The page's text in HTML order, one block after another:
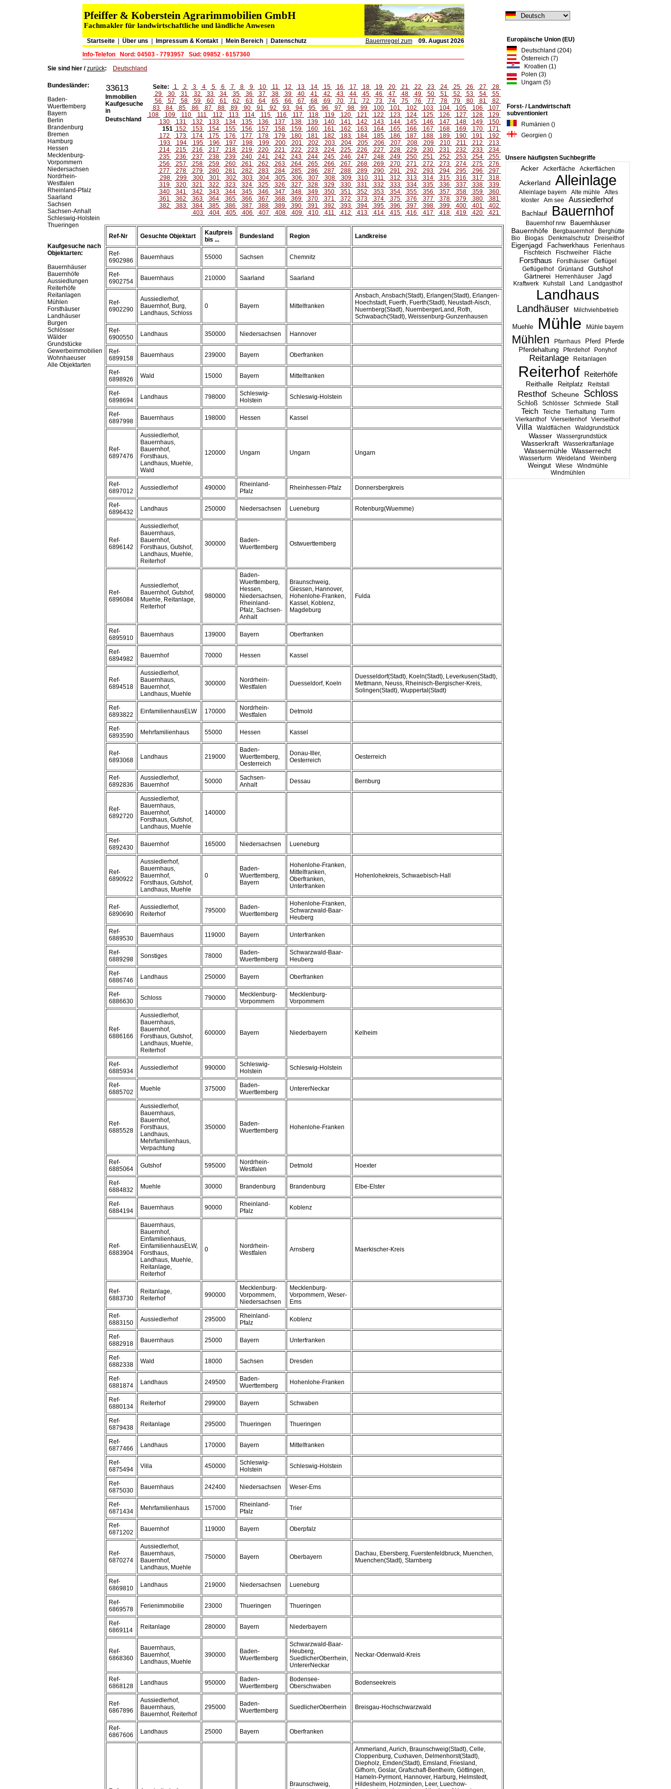
Pfeiffer & Koberstein Agrarimmobilien GmbH
Fachmakler für landwirtschaftliche und ländliche Anwesen
Startseite| Über uns Impressum & Kontakt| Mein Bereich Datenschutz Bauernregel zum
09. August 2026
Info-Telefon
Nord: 04503 - 7793957 Süd: 09852 - 6157360
Europäische Union (EU)
Deutschland (204)
Österreich (7)
Kroatien (1)
Polen (3)
Ungarn (5)
Forst- / Landwirtschaft
subventioniert
Rumänien ()
Georgien ()
Unsere häufigsten Suchbegriffe
Acker Ackerfläche Ackerflächen
Ackerland Alleinlage
Alleinlage bayern Alte mühle
Altes
kloster
Am see Aussiedlerhof
Bachlauf Bauernhof
Bauernhof nrw Bauernhäuser
Bauernhöfe Bergbauernhof
Berghütte
Bio
Biogas Denkmalschutz Dreiseithof
Eigenjagd Fachwerkhaus
Ferienhaus
Fischteich
Fischweiher Fläche
Forsthaus Forsthäuser
Geflügel
Geflügelhof
Grünland
Gutshof
Gärtnerei
Herrenhäuser Jagd
Kraftwerk Kuhstall Land Landgasthof
Landhaus
Landhäuser Milchviehbetrieb
Muehle Mühle Mühle bayern
Mühlen Pfarrhaus Pferd Pferde
Pferdehaltung Pferdehof Ponyhof
Reitanlage Reitanlagen
Reiterhof Reiterhöfe
Reithalle Reitplatz Reitstall
Resthof Scheune Schloss
Schloß Schlösser Schmiede Stall
Teich Teiche Tierhaltung
Turm
Vierkanthof
Vierseitenhof Vierseithof
Villa Waldflächen Waldgrundstück
Wasser Wassergrundstück
Wasserkraft Wasserkraftanlage
Wassermühle Wasserrecht
Wasserturm Weideland Weinberg
Weingut Wiese
Windmühle
Windmühlen
Sie sind hier /zurück: Deutschland
Bundesländer:
Baden-
Wuerttemberg
Bayern
Berlin
Brandenburg
Bremen
Hamburg
Hessen
Mecklenburg-
Vorpommern
Niedersachsen
Nordrhein-
Westfalen
Rheinland-Pfalz
Saarland
Sachsen
Sachsen-Anhalt
Schleswig-Holstein
Thueringen
Kaufgesuche nach
Objektarten:
Bauernhäuser
Bauernhöfe
Aussiedlungen
Reiterhöfe
Reitanlagen
Mühlen
Forsthäuser
Landhäuser
Burgen
Schlösser
Wälder
Grundstücke
Gewerbeimmobilien
Wohnhaeuser
Alle Objektarten
33613
Immobilien
Kaufgesuche
in
Deutschland
Seite: 1 2 3 4 5 6 7 8 9 10 11 12 13 14 15 16 17 18 19 20 21 22 23 24 25 26 27
28
29
30 31 32 33 34 35 36 37 38 39 40 41 42 43 44 45 46 47 48 49 50 51 52 53 54
55
56
57 58 59 60 61 62 63 64 65 66 67 68 69 70 71 72 73 74 75 76 77 78 79 80 81
82
83
84 85 86 87 88 89 90 91 92 93 94 95 96 97 98 99 100 101 102 103 104 105 106
107
108
109 110 111 112 113 114 115 116 117 118 119 120 121 122 123 124 125 126 127 128
129
130
131 132 133 134 135 136 137 138 139 140 141 142 143 144 145 146 147 148 149
150
151 152 153 154 155 156 157 158 159 160 161 162 163 164 165 166 167 168 169 170
171
172
173 174 175 176 177 178 179 180 181 182 183 184 185 186 187 188 189 190 191
192
193
194 195 196 197 198 199 200 201 202 203 204 205 206 207 208 209 210 211 212
213
214
215 216 217 218 219 220 221 222 223 224 225 226 227 228 229 230 231 232 233
234
235
236 237 238 239 240 241 242 243 244 245 246 247 248 249 250 251 252 253 254
255
256
257 258 259 260 261 262 263 264 265 266 267 268 269 270 271 272 273 274 275
276
277
278 279 280 281 282 283 284 285 286 287 288 289 290 291 292 293 294 295 296
297
298
299 300 301 302 303 304 305 306 307 308 309 310 311 312 313 314 315 316 317
318
319
320 321 322 323 324 325 326 327 328 329 330 331 332 333 334 335 336 337 338
339
340
341 342 343 344 345 346 347 348 349 350 351 352 353 354 355 356 357 358 359
360
361
362 363 364 365 366 367 368 369 370 371 372 373 374 375 376 377 378 379 380
381
382
383 384 385 386 387 388 389 390 391 392 393 394 395 396 397 398 399 400 401
402
403
404 405 406 407 408 409 410 411 412 413 414 415 416 417 418 419 420 421
Ref-Nr Gesuchte Objektart
Kaufpreis
bis ...
Bundesland Region Landkreise
Ref-
6902986
Bauernhaus 55000 Sachsen Chemnitz
Ref-
6902754
Bauernhaus 210000 Saarland Saarland
Ref-
6902290
Aussiedlerhof,
Bauernhof, Burg,
Landhaus, Schloss
0 Bayern Mittelfranken
Ansbach, Ansbach(Stadt), Erlangen(Stadt), Erlangen-
Hoechstadt, Fuerth, Fuerth(Stadt), Neustadt-Aisch,
Nuernberg(Stadt), NuernbergerLand, Roth,
Schwabach(Stadt), Weissenburg-Gunzenhausen
Ref-
6900550
Landhaus 350000 Niedersachsen Hannover
Ref-
6899158
Bauernhaus 239000 Bayern Oberfranken
Ref-
6898926
Wald 15000 Bayern Mittelfranken
Ref-
6898694
Landhaus 798000
Schleswig-
Holstein
Schleswig-Holstein
Ref-
6897998
Bauernhaus 198000 Hessen Kassel
Ref-
6897476
Aussiedlerhof,
Bauernhaus,
Bauernhof,
Forsthaus,
Landhaus, Muehle,
Wald
120000 Ungarn Ungarn Ungarn
Ref-
6897012
Aussiedlerhof 490000
Rheinland-
Pfalz
Rheinhessen-Pfalz Donnersbergkreis
Ref-
6896432
Landhaus 250000 Niedersachsen Lueneburg Rotenburg(Wuemme)
Ref-
6896142
Aussiedlerhof,
Bauernhaus,
Bauernhof,
Forsthaus, Gutshof,
Landhaus, Muehle,
Reiterhof
300000
Baden-
Wuerttemberg
Ostwuerttemberg
Ref-
6896084
Aussiedlerhof,
Bauernhof, Gutshof,
Muehle, Reitanlage,
Reiterhof
980000
Baden-
Wuerttemberg,
Hessen,
Niedersachsen,
Rheinland-
Pfalz, Sachsen-
Anhalt
Braunschweig,
Giessen, Hannover,
Hohenlohe-Franken,
Kassel, Koblenz,
Magdeburg
Fulda
Ref-
6895910
Bauernhaus 139000 Bayern Oberfranken
Ref-
6894982
Bauernhof 70000 Hessen Kassel
Ref-
6894518
Aussiedlerhof,
Bauernhaus,
Bauernhof,
Landhaus, Muehle
300000
Nordrhein-
Westfalen
Duesseldorf, Koeln
Duesseldorf(Stadt), Koeln(Stadt), Leverkusen(Stadt),
Mettmann, Neuss, Rheinisch-Bergischer-Kreis,
Solingen(Stadt), Wuppertal(Stadt)
Ref-
6893822
EinfamilienhausELW 170000
Nordrhein-
Westfalen
Detmold
Ref-
6893590
Mehrfamilienhaus 55000 Hessen Kassel
Ref-
6893068
Landhaus 219000
Baden-
Wuerttemberg,
Oesterreich
Donau-Iller,
Oesterreich
Oesterreich
Ref-
6892836
Aussiedlerhof,
Bauernhof
50000
Sachsen-
Anhalt
Dessau Bernburg
Ref-
6892720
Aussiedlerhof,
Bauernhaus,
Bauernhof,
Forsthaus, Gutshof,
Landhaus, Muehle
140000
Ref-
6892430
Bauernhof 165000 Niedersachsen Lueneburg
Ref-
6890922
Aussiedlerhof,
Bauernhaus,
Bauernhof,
Forsthaus, Gutshof,
Landhaus, Muehle
0
Baden-
Wuerttemberg,
Bayern
Hohenlohe-Franken,
Mittelfranken,
Oberfranken,
Unterfranken
Hohenlohekreis, Schwaebisch-Hall
Ref-
6890690
Aussiedlerhof,
Reiterhof
795000
Baden-
Wuerttemberg
Hohenlohe-Franken,
Schwarzwald-Baar-
Heuberg
Ref-
6889530
Bauernhaus 119000 Bayern Unterfranken
Ref-
6889298
Sonstiges 78000
Baden-
Wuerttemberg
Schwarzwald-Baar-
Heuberg
Ref-
6886746
Landhaus 250000 Bayern Oberfranken
Ref-
6886630
Schloss 790000
Mecklenburg-
Vorpommern
Mecklenburg-
Vorpommern
Ref-
6886166
Aussiedlerhof,
Bauernhaus,
Bauernhof,
Forsthaus, Gutshof,
Landhaus, Muehle,
Reiterhof
600000 Bayern Niederbayern Kelheim
Ref-
6885934
Aussiedlerhof 990000
Schleswig-
Holstein
Schleswig-Holstein
Ref-
6885702
Muehle 375000
Baden-
Wuerttemberg
UntererNeckar
Ref-
6885528
Aussiedlerhof,
Bauernhaus,
Bauernhof,
Forsthaus,
Landhaus,
Mehrfamilienhaus,
Verpachtung
350000
Baden-
Wuerttemberg
Hohenlohe-Franken
Ref-
6885064
Gutshof 595000
Nordrhein-
Westfalen
Detmold Hoexter
Ref-
6884832
Muehle 30000 Brandenburg Brandenburg Elbe-Elster
Ref-
6884194
Bauernhaus 90000
Rheinland-
Pfalz
Koblenz
Ref-
6883904
Bauernhaus,
Bauernhof,
Einfamilienhaus,
EinfamilienhausELW,
Forsthaus,
Landhaus, Muehle,
Reitanlage,
Reiterhof
0
Nordrhein-
Westfalen
Arnsberg Maerkischer-Kreis
Ref-
6883730
Reitanlage,
Reiterhof
990000
Mecklenburg-
Vorpommern,
Niedersachsen
Mecklenburg-
Vorpommern, Weser-
Ems
Ref-
6883150
Aussiedlerhof 295000
Rheinland-
Pfalz
Koblenz
Ref-
6882918
Bauernhaus 25000 Bayern Unterfranken
Ref-
6882338
Wald 18000 Sachsen Dresden
Ref-
6881874
Landhaus 249500
Baden-
Wuerttemberg
Hohenlohe-Franken
Ref-
6880134
Reiterhof 299000 Bayern Schwaben
Ref-
6879438
Reitanlage 295000 Thueringen Thueringen
Ref-
6877466
Landhaus 170000 Bayern Mittelfranken
Ref-
6875494
Villa 450000
Schleswig-
Holstein
Schleswig-Holstein
Ref-
6875030
Bauernhaus 242400 Niedersachsen Weser-Ems
Ref-
6871434
Mehrfamilienhaus 157000
Rheinland-
Pfalz
Trier
Ref-
6871202
Bauernhof 119000 Bayern Oberpfalz
Ref-
6870274
Aussiedlerhof,
Bauernhaus,
Bauernhof,
Landhaus, Muehle
750000 Bayern Oberbayern
Dachau, Ebersberg, Fuerstenfeldbruck, Muenchen,
Muenchen(Stadt), Starnberg
Ref-
6869810
Landhaus 219000 Niedersachsen Lueneburg
Ref-
6869578
Ferienimmobilie 23000 Thueringen Thueringen
Ref-
6869114
Reitanlage 280000 Bayern Niederbayern
Ref-
6868360
Bauernhaus,
Bauernhof,
Landhaus, Muehle
390000
Baden-
Wuerttemberg
Schwarzwald-Baar-
Heuberg,
SuedlicherOberrhein,
UntererNeckar
Neckar-Odenwald-Kreis
Ref-
6868128
Landhaus 950000
Baden-
Wuerttemberg
Bodensee-
Oberschwaben
Bodenseekreis
Ref-
6867896
Aussiedlerhof,
Bauernhaus,
Bauernhof, Reiterhof
295000
Baden-
Wuerttemberg
SuedlicherOberrhein Breisgau-Hochschwarzwald
Ref-
6867606
Landhaus 25000 Bayern Oberfranken
Braunschweig,
Ammerland, Aurich, Braunschweig(Stadt), Celle,
Cloppenburg, Cuxhaven, Delmenhorst(Stadt),
Diepholz, Emden(Stadt), Emsland, Friesland,
Gifhorn, Goslar, Grafschaft-Bentheim, Göttingen,
Hameln-Pyrmont, Hannover, Harburg, Helmstedt,
Hildesheim, Holzminden, Leer, Luechow-